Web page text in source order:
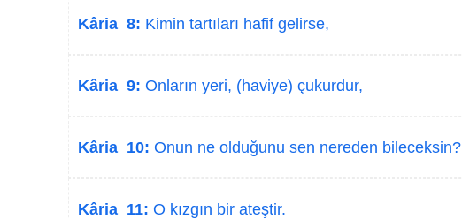
Kâria 8: Kimin tartıları hafif gelirse,
Kâria 9: Onların yeri, (haviye) çukurdur,
Kâria 10: Onun ne olduğunu sen nereden bileceksin?
Kâria 11: O kızgın bir ateştir.